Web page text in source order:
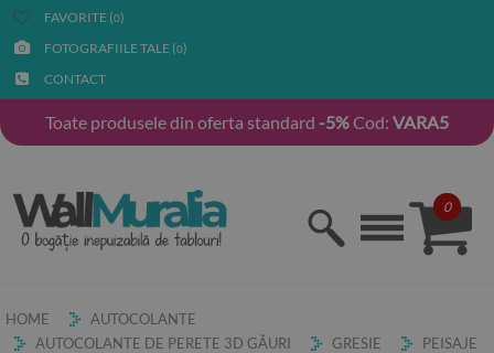
FAVORITE (0)
FOTOGRAFIILE TALE (0)
CONTACT
Toate produsele din oferta standard -5%Cod: VARA5
0
HOME
AUTOCOLANTE
AUTOCOLANTE DE PERETE 3D GĂURI
GRESIE PEISAJE